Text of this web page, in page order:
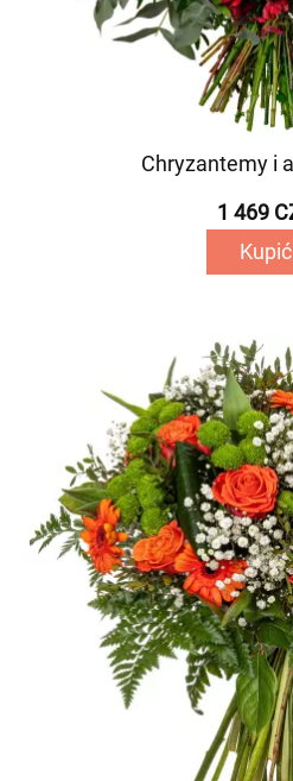
Chryzantemy i
1 469
Kupić